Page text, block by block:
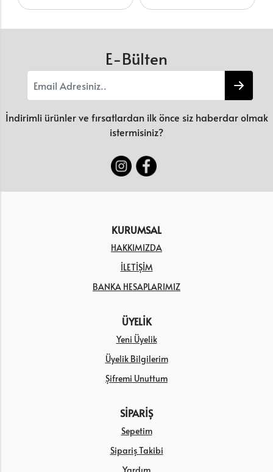
E-Bülten
İndirimli ürünler ve fırsatlardan ilk önce siz haberdar olmak
istermisiniz?
KURUMSAL
HAKKIMIZDA
İLETİŞİM
BANKA HESAPLARIMIZ
ÜYELİK
Yeni Üyelik
Üyelik Bilgilerim
Şifremi Unuttum
SİPARİŞ
Sepetim
Sipariş Takibi
Yardım